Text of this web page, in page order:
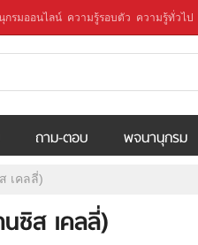
กรมออนไลน์ ความรู้รอบตัว ความรู้ทั่วไป
ถาม-ตอบ พจนานุกรม
เคลลี่)
ซิส เคลลี่)